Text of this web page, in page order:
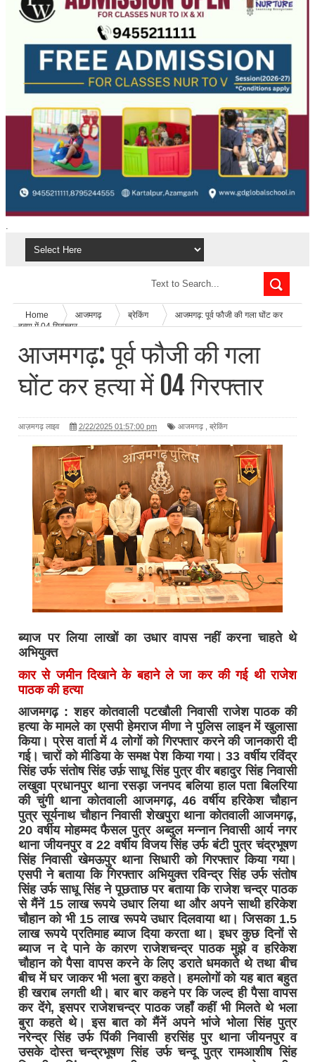
.
Home आजमगढ़ ब्रेकिंग
आजमगढ़: पूर्व फौजी की गला घोंट कर
हत्या में 04 गिरफ्तार
आजमगढ़: पूर्व फौजी की गला
घोंट कर हत्या में 04 गिरफ्तार
आज़मगढ़ लाइव 2/22/2025 01:57:00 pm आजमगढ़ ब्रेकिंग
ब्याज पर लिया लाखों का उधार वापस नहीं करना चाहते थे
अभियुक्त
कार से जमीन दिखाने के बहाने ले जा कर की गई थी राजेश
पाठक की हत्या
आजमगढ़ : शहर कोतवाली पटखौली निवासी राजेश पाठक की
हत्या के मामले का एसपी हेमराज मीणा ने पुलिस लाइन में खुलासा
किया। प्रेस वार्ता में 4 लोगों को गिरफ्तार करने की जानकारी दी
गई। चारों को मीडिया के समक्ष पेश किया गया। 33 वर्षीय रविंद्र
सिंह उर्फ संतोष सिंह उर्फ़ साधू सिंह पुत्र वीर बहादुर सिंह निवासी
लखुवा प्रधानपुर थाना रसड़ा जनपद बलिया हाल पता बिलरिया
की चुंगी थाना कोतवाली आजमगढ़, 46 वर्षीय हरिकेश चौहान
पुत्र सूर्यनाथ चौहान निवासी शेखपुरा थाना कोतवाली आजमगढ़,
20 वर्षीय मोहम्मद फैसल पुत्र अब्दुल मन्नान निवासी आर्य नगर
थाना जीयनपुर व 22 वर्षीय विजय सिंह उर्फ बंटी पुत्र चंद्रभूषण
सिंह निवासी खेमऊपुर थाना सिधारी को गिरफ्तार किया गया।
एसपी ने बताया कि गिरफ्तार अभियुक्त रविन्द्र सिंह उर्फ संतोष
सिंह उर्फ साधू सिंह ने पूछताछ पर बताया कि राजेश चन्द्र पाठक
से मैंनें 15 लाख रूपये उधार लिया था और अपने साथी हरिकेश
चौहान को भी 15 लाख रूपये उधार दिलवाया था। जिसका 1.5
लाख रूपये प्रतिमाह ब्याज दिया करता था। इधर कुछ दिनों से
ब्याज न दे पाने के कारण राजेशचन्द्र पाठक मुझे व हरिकेश
चौहान को पैसा वापस करने के लिए डराते धमकाते थे तथा बीच
बीच में घर जाकर भी भला बुरा कहते। हमलोगों को यह बात बहुत
ही खराब लगती थी। बार बार कहने पर कि जल्द ही पैसा वापस
कर देंगे, इसपर राजेशचन्द्र पाठक जहाँ कहीं भी मिलते थे भला
बुरा कहते थे। इस बात को मैंनें अपने भांजे भोला सिंह पुत्र
नरेन्द्र सिंह उर्फ पिंकी निवासी हरसिंह पुर थाना जीयनपुर व
उसके दोस्त चन्द्रभूषण सिंह उर्फ चन्दू पुत्र रामआशीष सिंह